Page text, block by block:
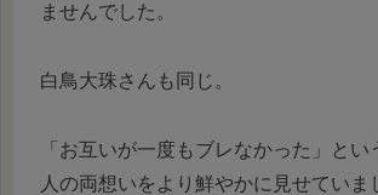
ませんでした。
白鳥大珠さんも同じ。
「お互いが一度もブレなかった」とい
人の両想いをより鮮やかに見せていま